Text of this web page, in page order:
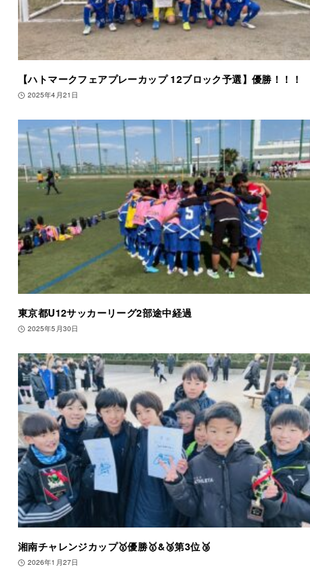
【ハトマークフェアプレーカップ 12ブロック予選】優勝！！！
2025年4月21日
東京都U12サッカーリーグ2部途中経過
2025年5月30日
湘南チャレンジカップ🥇優勝🥇&🥉第3位🥉
2026年1月27日